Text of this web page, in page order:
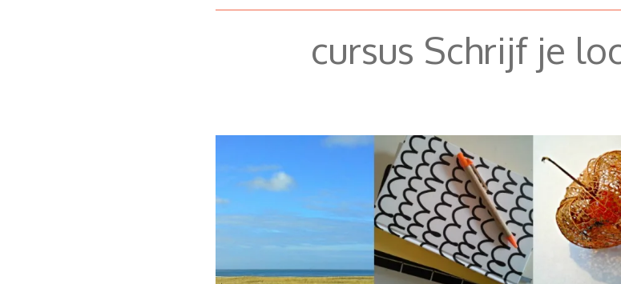
cursus Schrijf je